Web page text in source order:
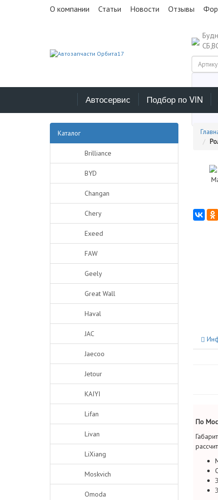
О компании Статьи Новости Отзывы
Автосервис Подбор по VIN
Каталог
Brilliance
BYD
Changan
Chery
Exeed
FAW
Geely
Great Wall
Haval
JAC
Jaecoo
Jetour
KAIYI
Lifan
Livan
LiXiang
Moskvich
Omoda
По